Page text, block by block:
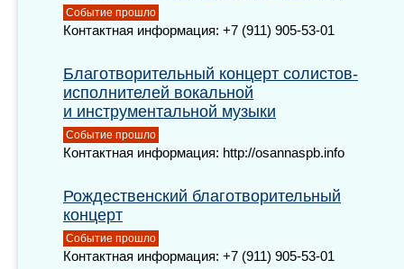
Событие прошло
Контактная информация: +7 (911) 905-53-01
Благотворительный концерт солистов-
исполнителей вокальной
и инструментальной музыки
Событие прошло
Контактная информация: http://osannaspb.info
Рождественский благотворительный
концерт
Событие прошло
Контактная информация: +7 (911) 905-53-01